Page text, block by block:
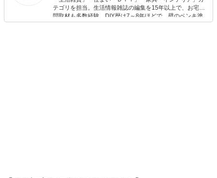
テゴリを担当。生活情報雑誌の編集を15年以上で、お宅訪
問取材も多数経験。DIY歴は7～8年ほどで、壁のペンキ塗
りや壁紙チェンジなどもチャレンジ済み。初心者でもモノ